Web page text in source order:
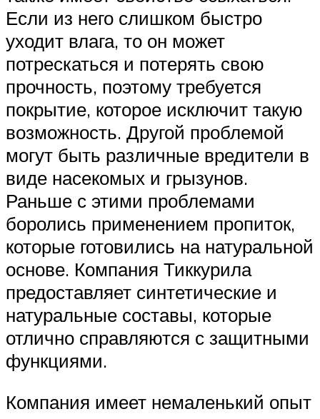
Если из него слишком быстро
уходит влага, то он может
потрескаться и потерять свою
прочность, поэтому требуется
покрытие, которое исключит такую
возможность. Другой проблемой
могут быть различные вредители в
виде насекомых и грызунов.
Раньше с этими проблемами
боролись применением пропиток,
которые готовились на натуральной
основе. Компания Тиккурила
предоставляет синтетические и
натуральные составы, которые
отлично справляются с защитными
функциями.
Компания имеет немаленький опыт